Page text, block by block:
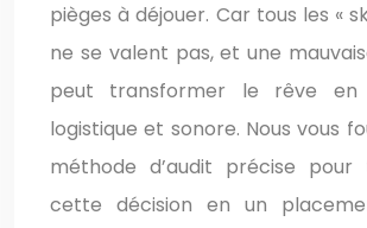
pièges à déjouer. Car tous les «
ne se valent pas, et une
peut transformer le rêve en
logistique et sonore. Nous vous
méthode d’audit précise pour
cette décision en un